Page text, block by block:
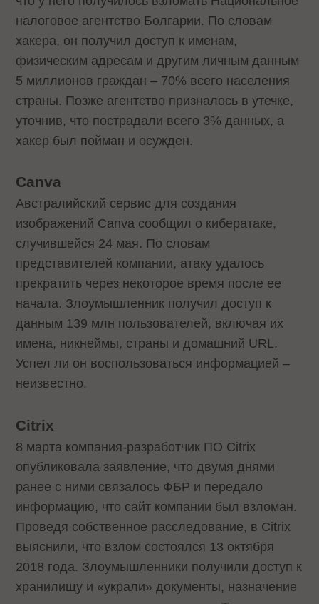
налоговое агентство Болгарии. По словам
хакера, он получил доступ к именам,
физическим адресам и другим личным данным
5 миллионов граждан – 70% всего населения
страны. Позже агентство призналось в утечке,
уточнив, что пострадали всего 3% данных, а
хакер был пойман и осужден.
Canva
Австралийский сервис для создания
изображений Canva сообщил о кибератаке,
случившейся 24 мая. По словам
представителей компании, атаку удалось
прекратить через некоторое время после ее
начала. Злоумышленник получил доступ к
данным 139 млн пользователей, включая их
имена, никнеймы, страны и домашний URL.
Успел ли он воспользоваться информацией –
неизвестно.
Citrix
8 марта компания-разработчик ПО Citrix
опубликовала заявление, что двумя днями
ранее с ними связалось ФБР и передало
информацию, что сайт компании был взломан.
Проведя собственное расследование, в Citrix
выяснили, что взлом состоялся 13 октября
2018 года. Злоумышленники получили доступ к
хранилищу и «украли» документы, назначение